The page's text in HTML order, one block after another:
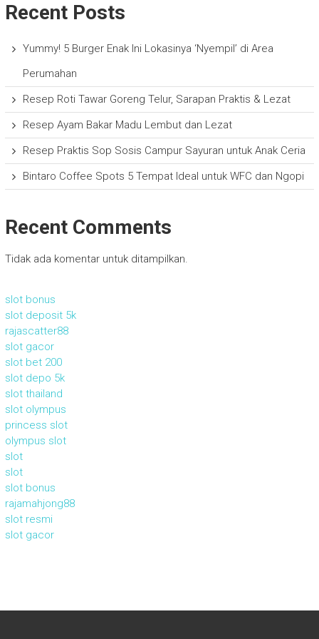
Recent Posts
Yummy! 5 Burger Enak Ini Lokasinya ‘Nyempil’ di Area
Perumahan
Resep Roti Tawar Goreng Telur, Sarapan Praktis & Lezat
Resep Ayam Bakar Madu Lembut dan Lezat
Resep Praktis Sop Sosis Campur Sayuran untuk Anak Ceria
Bintaro Coffee Spots 5 Tempat Ideal untuk WFC dan Ngopi
Recent Comments
Tidak ada komentar untuk ditampilkan.
slot bonus
slot deposit 5k
rajascatter88
slot gacor
slot bet 200
slot depo 5k
slot thailand
slot olympus
princess slot
olympus slot
slot
slot
slot bonus
rajamahjong88
slot resmi
slot gacor